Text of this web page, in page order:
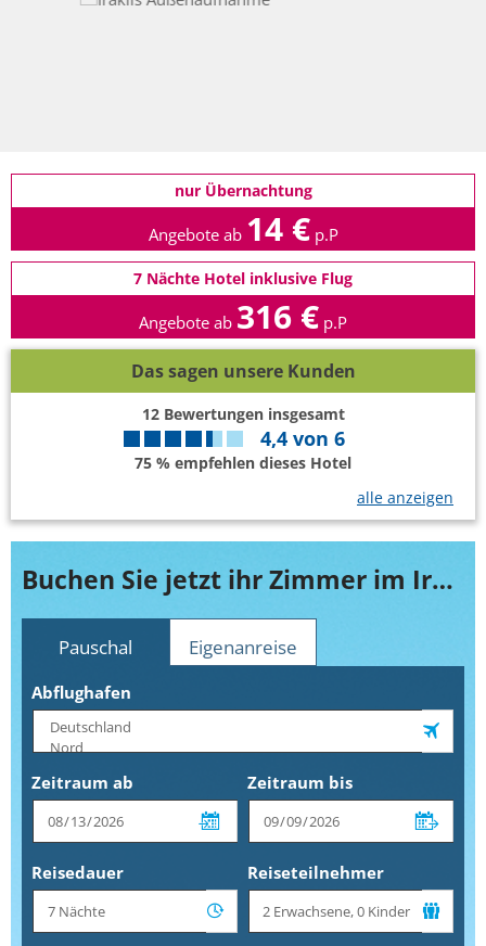
nur Übernachtung
Angebote ab 14 € p.P
7 Nächte Hotel inklusive Flug
Angebote ab 316 € p.P
Das sagen unsere Kunden
12Bewertungen insgesamt
4,4 von 6
75 % empfehlen dieses Hotel
alle anzeigen
Buchen Sie jetzt ihr Zimmer im Iraklis
Pauschal Eigenanreise
Abflughafen
Zeitraum ab Zeitraum bis
Reisedauer Reiseteilnehmer